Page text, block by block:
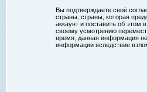
Вы подтверждаете своё
страны, страны, которая
аккаунт и поставить об этом
своему усмотрению
время, данная информация не
информации вследствие